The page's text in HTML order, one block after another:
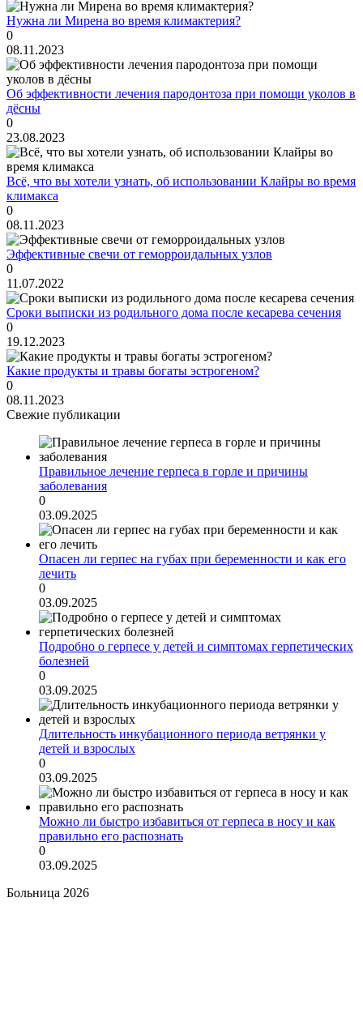
Нужна ли Мирена во время климактерия?
0
08.11.2023
Об эффективности лечения пародонтоза при помощи уколов в
дёсны
0
23.08.2023
Всё, что вы хотели узнать, об использовании Клайры во время
климакса
0
08.11.2023
Эффективные свечи от геморроидальных узлов
0
11.07.2022
Сроки выписки из родильного дома после кесарева сечения
0
19.12.2023
Какие продукты и травы богаты эстрогеном?
0
08.11.2023
Свежие публикации
Правильное лечение герпеса в горле и причины
заболевания
0
03.09.2025
Опасен ли герпес на губах при беременности и как его
лечить
0
03.09.2025
Подробно о герпесе у детей и симптомах герпетических
болезней
0
03.09.2025
Длительность инкубационного периода ветрянки у
детей и взрослых
0
03.09.2025
Можно ли быстро избавиться от герпеса в носу и как
правильно его распознать
0
03.09.2025
Больница 2026